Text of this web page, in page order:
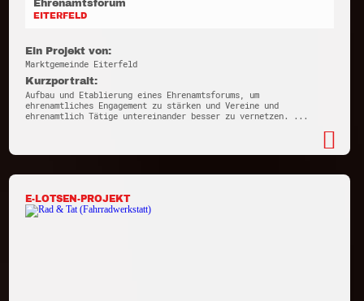
Ehrenamtsforum
EITERFELD
Ein Projekt von:
Marktgemeinde Eiterfeld
Kurzportrait:
Aufbau und Etablierung eines Ehrenamtsforums, um
ehrenamtliches Engagement zu stärken und Vereine und
ehrenamtlich Tätige untereinander besser zu vernetzen. ...
E-LOTSEN-PROJEKT